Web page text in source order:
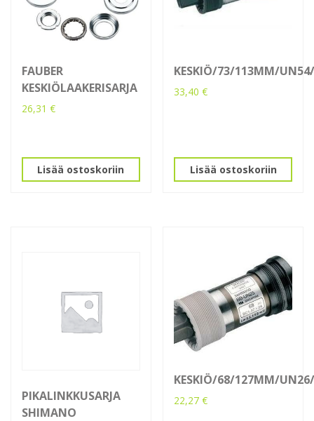
FAUBER
KESKIÖLAAKERISARJA
26,31 €
Lisää ostoskoriin
KESKIÖ/73/113MM/
33,40€
Lisää ostoskoriin
PIKALINKKUSARJA
SHIMANO
KESKIÖ/68/127MM/
22,27€